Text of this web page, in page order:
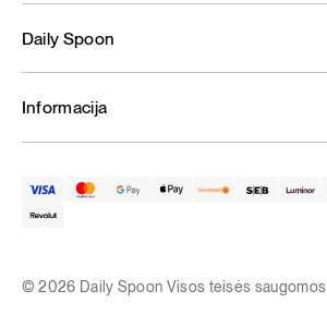
Daily Spoon
Informacija
© 2026 Daily Spoon Visos teisės saugomos